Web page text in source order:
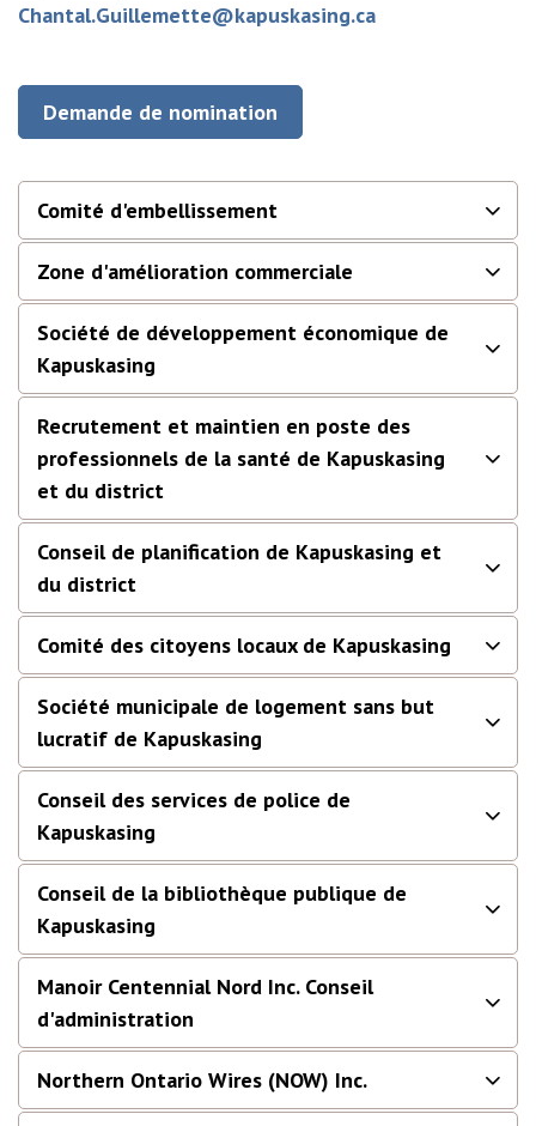
Chantal.Guillemette@kapuskasing.ca
Demande de nomination
Comité d'embellissement
Zone d'amélioration commerciale
Société de développement économique de
Kapuskasing
Recrutement et maintien en poste des
professionnels de la santé de Kapuskasing
et du district
Conseil de planification de Kapuskasing et
du district
Comité des citoyens locaux de Kapuskasing
Société municipale de logement sans but
lucratif de Kapuskasing
Conseil des services de police de
Kapuskasing
Conseil de la bibliothèque publique de
Kapuskasing
Manoir Centennial Nord Inc. Conseil
d'administration
Northern Ontario Wires (NOW) Inc.